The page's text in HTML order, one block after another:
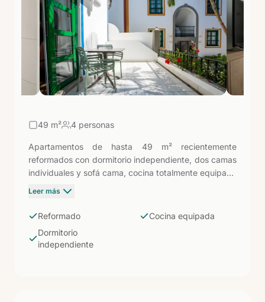
49 m² 4 personas
Apartamentos de hasta 49 m² recientemente
reformados con dormitorio independiente, dos camas
individuales y sofá cama, cocina totalmente equipada
y baño con ducha. Capacidad para 4 personas (3 ad
actualizados (suelos, azulejos y mobiliario) sobre la
superior.
Leer más
Reformado
Cocina equipada
Dormitorio
independiente